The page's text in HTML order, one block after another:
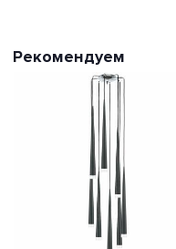
Рекомендуем